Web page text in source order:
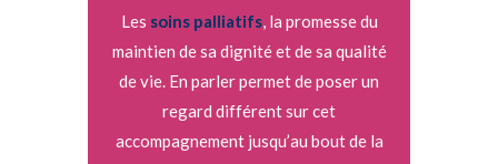
Les soins palliatifs, la promesse du
maintien de sa dignité et de sa qualité
de vie. En parler permet de poser un
regard différent sur cet
accompagnement jusqu’au bout de la